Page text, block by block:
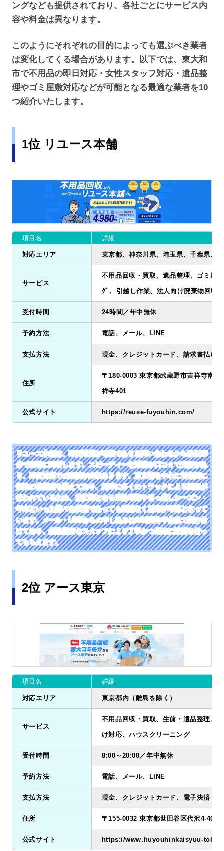
ングなども提供されており、各社ごとにサービス内
容や料金は異なります。
このようにそれぞれの目的によっても選ぶべき業者
は変化してくる場合があります。以下では、東大和
市で不用品の即日対応・女性スタッフ対応・遺品整
理やゴミ屋敷対応などが可能となる最適な業者を10
つ紹介いたします。
1位 リユース本舗
項目名 詳細
対応エリア 東京都、神奈川県、埼玉県、千葉県、
サービス
不用品回収・買取、遺品整理、ゴミ屋
ｸﾞ、引越し作業、法人向け廃棄物回収
受付時間 24時間／年中無休
予約方法 電話、メール、LINE
支払方法 現金、クレジットカード、請求書払い
住所
〒180-0003 東京都武蔵野市吉祥寺南町
祥寺401
公式サイト https://reuse-fuyouhin.com/
リユース本舗は、即日対応が可能でありお問い合わせから最短25
分で現場に到着します。スピーディーな対応が口コミで定評があ
り、即日対応での実績が多数あります。東京都を中心に首都圏に
複数の営業所を構えており、同時に多くのトラックによる運用が
行われているため、繁忙期となる連休時期や引っ越しシーズン・
年末といった様々な状況であっても問題なく対応が可能となって
います。メール・LINEからの申し込みは24時間年中無休で受け付
けており、経験豊富なスタッフにより丁寧かつ迅速に対応を行っ
てもらえます。
2位 アース東京
項目名 詳細
対応エリア 東京都内（離島を除く）
サービス
不用品回収・買取、生前・遺品整理、
け対応、ハウスクリーニング
受付時間 8:00～20:00／年中無休
予約方法 電話、メール、LINE
支払方法 現金、クレジットカード、電子決済
住所 〒155-0032 東京都世田谷区代沢4-40-
公式サイト https://www.huyouhinkaisyuu-